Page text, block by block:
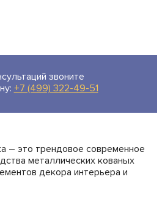
звоните
+7 (499) 322-49-51
– это трендовое современное
металлических кованых
декора интерьера и